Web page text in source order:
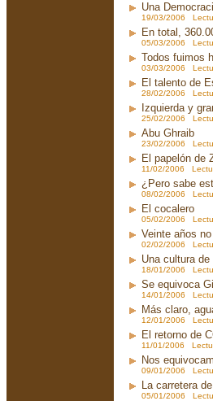
Una
19/03/2006
En total,
05/03/2006
Todos fuimos
03/03/2006
El talento de
28/02/2006
Izquierda y
25/02/2006
Abu Ghraib
23/02/2006
El papelón de
11/02/2006
¿Pero sabe
08/02/2006
El cocalero
05/02/2006
Veinte años
02/02/2006
Una cultura de
18/01/2006
Se equivoca
14/01/2006
Más claro,
12/01/2006
El retorno de
11/01/2006
Nos
09/01/2006
La carretera
05/01/2006